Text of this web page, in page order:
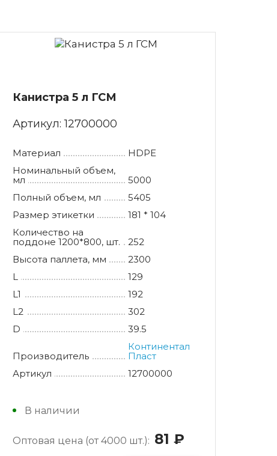
Канистра 5 л ГСМ
Артикул:12700000
Материал
HDPE
Номинальный объем,
мл
5000
Полный объем, мл
5405
Размер этикетки
181 * 104
Количество на
поддоне 1200*800, шт.
252
Высота паллета, мм
2300
L
129
L1
192
L2
302
D
39.5
Производитель
Континентал
Пласт
Артикул
12700000
В наличии
Оптовая цена (от 4000 шт.): 81